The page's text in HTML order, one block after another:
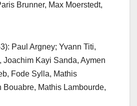
Brunner, Max Moerstedt,
Paul Argney; Yvann Titi,
Joachim Kayi Sanda, Aymen
Fode Sylla, Mathis
Bouabre, Mathis Lambourde,